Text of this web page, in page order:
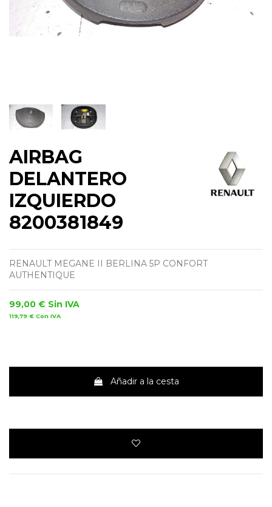
AIRBAG
DELANTERO
IZQUIERDO
8200381849
RENAULT MEGANE II BERLINA 5P CONFORT
AUTHENTIQUE
99,00 € Sin IVA
119,79 € Con IVA
Añadir a la cesta